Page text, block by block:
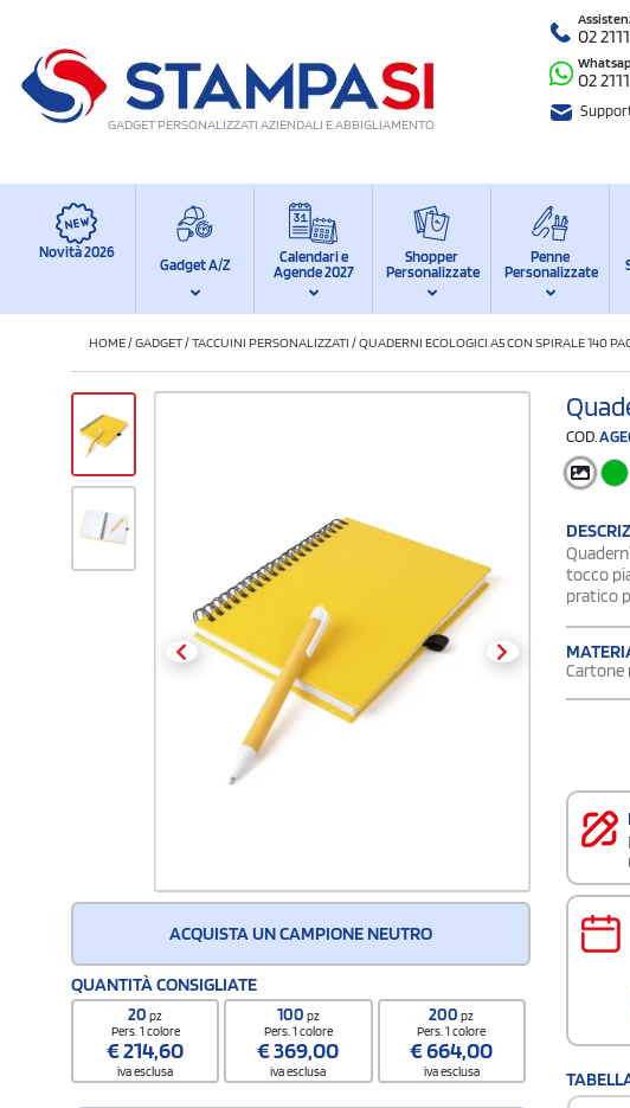
GADGET PERSONALIZZATI AZIENDALI E ABBIGLIAMENTO
02
02
Novità 2026
Gadget A/Z
Calendari e
Agende 2027
Shopper
Personalizzate
Penne
Personalizzate
HOME/GADGET/TACCUINI PERSONALIZZATI /QUADERNI ECOLOGICI A5 CON SPIRALE 140
ACQUISTA UN CAMPIONE NEUTRO
QUANTITÀ CONSIGLIATE
20pz
Pers. 1 colore
€214,60
iva esclusa
100 pz
Pers. 1 colore
€369,00
iva esclusa
200pz
Pers. 1 colore
€664,00
iva esclusa
COD.
tocco
pratico
Cartone